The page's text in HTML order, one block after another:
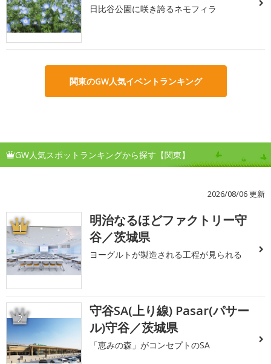
日比谷公園に咲き誇るネモフィラ
関東のGW人気イベントランキング
GW人気スポットランキングから探す【関東】
2026/08/06 更新
1
明治なるほどファクトリー守
谷／茨城県
ヨーグルトが製造される工程が見られる
2
守谷SA(上り線) Pasar(パサー
ル)守谷／茨城県
「恵みの森」がコンセプトのSA